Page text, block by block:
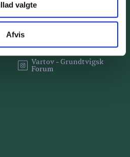
valgte
Afvis
Grundtvigsk Forum
Vartov - Grundtvigsk
Forum